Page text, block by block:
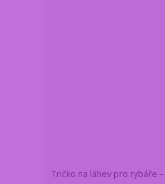
Tričko na láhev pro rybáře